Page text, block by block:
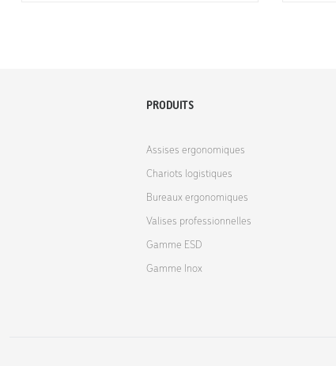
PRODUITS
Assises ergonomiques
Chariots logistiques
Bureaux ergonomiques
Valises professionnelles
Gamme ESD
Gamme Inox